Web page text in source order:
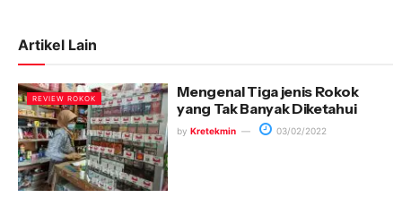
Artikel Lain
REVIEW ROKOK
Mengenal Tiga jenis Rokok
yang Tak Banyak Diketahui
by Kretekmin 03/02/2022